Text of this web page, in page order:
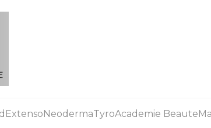
ExtensoNeodermaTyroAcademie Beaute